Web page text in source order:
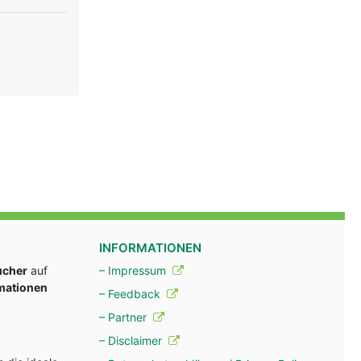
auf
INFORMATIONEN
– Impressum
– Feedback
– Partner
– Disclaimer